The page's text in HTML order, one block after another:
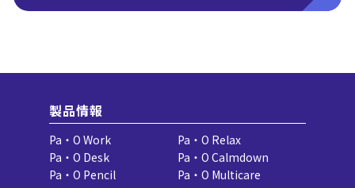
製品情報
Pa・O Work
Pa・O Relax
Pa・O Desk
Pa・O Calmdown
Pa・O Pencil
Pa・O Multicare